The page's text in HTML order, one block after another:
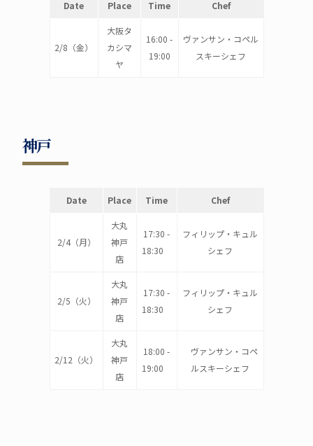
Date Place Time Chef
2/8（金）
大阪タ
カシマ
ヤ
16:00 -
19:00
ヴァンサン・コペル
スキーシェフ
神戸
Date Place Time Chef
2/4（月）
大丸
神戸
店
17:30 -
18:30
フィリップ・キュル
シェフ
2/5（火）
大丸
神戸
店
17:30 -
18:30
フィリップ・キュル
シェフ
2/12（火）
大丸
神戸
店
18:00 -
19:00
ヴァンサン・コペ
ルスキーシェフ